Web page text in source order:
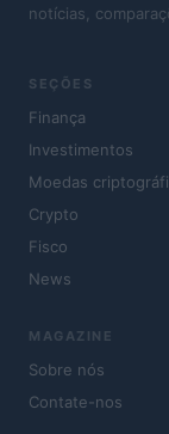
notícias,
SEÇÕES
Finança
Investimentos
Moedas
Crypto
Fisco
News
MAGAZINE
Sobre nós
Contate-nos